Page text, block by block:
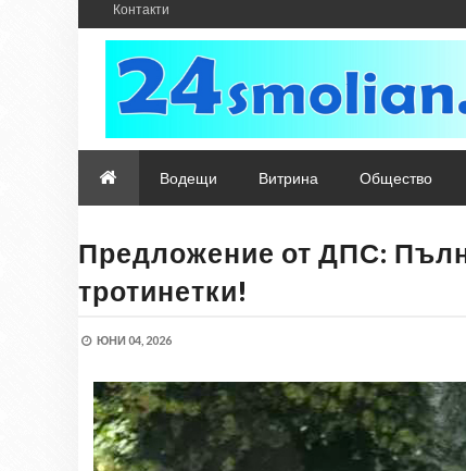
Контакти
Водещи Витрина Общество
Предложение от ДПС:
тротинетки!
ЮНИ 04, 2026